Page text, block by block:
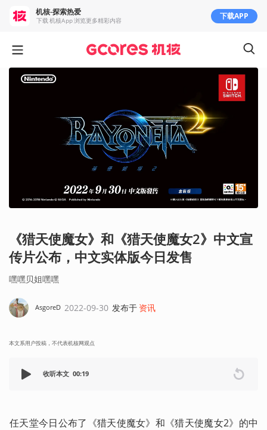
《猎天使魔女》和《猎天使魔女2》中文宣
传片公布，中文实体版今日发售
嘿嘿贝姐嘿嘿
AsgoreD 2022-09-30 发布于 资讯
本文系用户投稿，不代表机核网观点
收听本文 00:19
任天堂今日公布了《猎天使魔女》和《猎天使魔女2》的中
机核-探索热爱
下载 机核App 浏览更多精彩内容 下载APP